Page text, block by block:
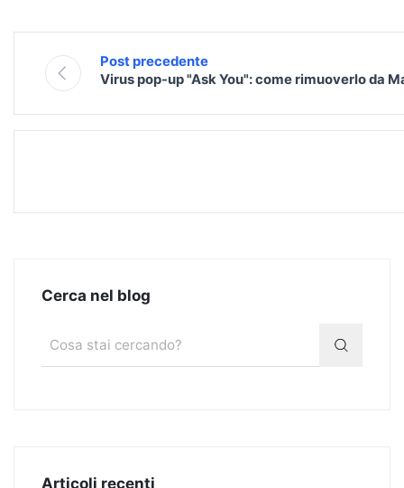
Post precedente
Virus pop-up "Ask You": come rimuoverlo da
Cerca nel blog
Articoli recenti